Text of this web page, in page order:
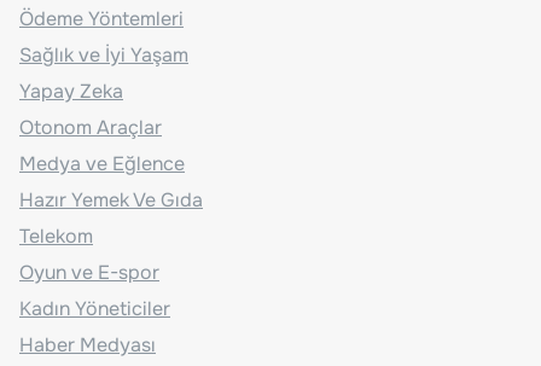
Ödeme Yöntemleri
Sağlık ve İyi Yaşam
Yapay Zeka
Otonom Araçlar
Medya ve Eğlence
Hazır Yemek Ve Gıda
Telekom
Oyun ve E-spor
Kadın Yöneticiler
Haber Medyası